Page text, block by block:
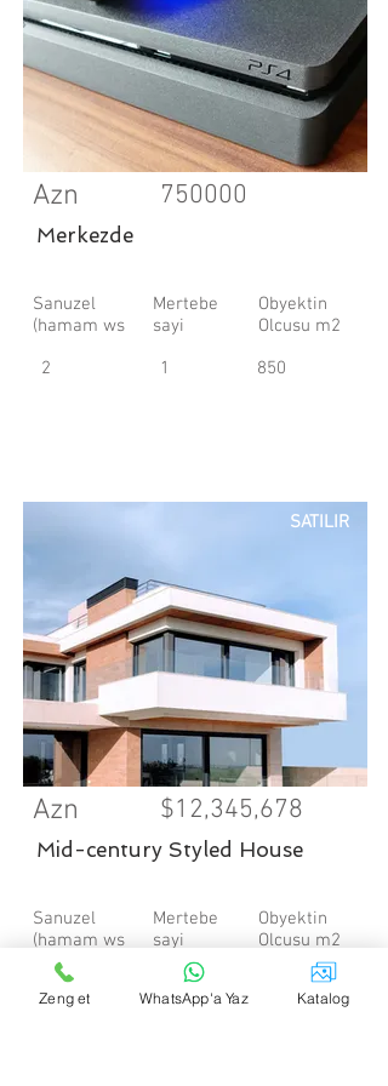
Azn 750000
Merkezde
Sanuzel
(hamam ws
2
Mertebe
sayi
1
Obyektin
Olcusu m2
850
SATILIR
Azn $12,345,678
Mid-century Styled House
Sanuzel
(hamam ws
3.5
Mertebe
sayi
Obyektin
Olcusu m2
2,100 sqft
Zeng et WhatsApp'a Yaz Katalog